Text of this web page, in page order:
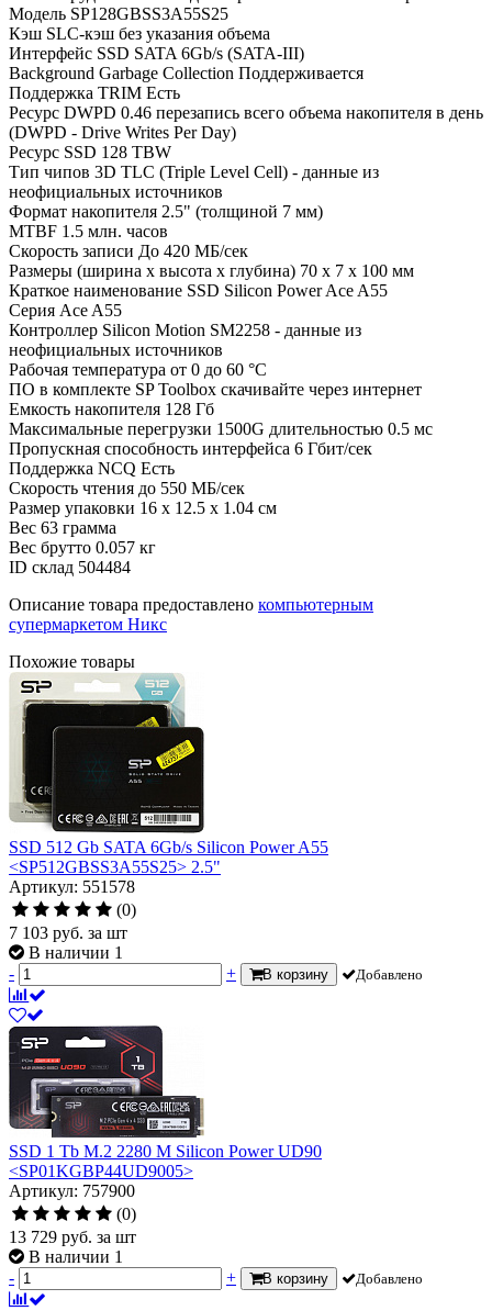
Модель SP128GBSS3A55S25
Кэш SLC-кэш без указания объема
Интерфейс SSD SATA 6Gb/s (SATA-III)
Background Garbage Collection Поддерживается
Поддержка TRIM Есть
Ресурс DWPD 0.46 перезапись всего объема накопителя в день
(DWPD - Drive Writes Per Day)
Ресурс SSD 128 TBW
Тип чипов 3D TLC (Triple Level Cell) - данные из
неофициальных источников
Формат накопителя 2.5" (толщиной 7 мм)
MTBF 1.5 млн. часов
Скорость записи До 420 МБ/сек
Размеры (ширина x высота x глубина) 70 x 7 x 100 мм
Краткое наименование SSD Silicon Power Ace A55
Серия Ace A55
Контроллер Silicon Motion SM2258 - данные из
неофициальных источников
Рабочая температура от 0 до 60 °C
ПО в комплекте SP Toolbox скачивайте через интернет
Емкость накопителя 128 Гб
Максимальные перегрузки 1500G длительностью 0.5 мс
Пропускная способность интерфейса 6 Гбит/сек
Поддержка NCQ Есть
Скорость чтения до 550 МБ/сек
Размер упаковки 16 x 12.5 x 1.04 см
Вес 63 грамма
Вес брутто 0.057 кг
ID склад 504484
Описание товара предоставлено компьютерным
супермаркетом Никс
Похожие товары
SSD 512 Gb SATA 6Gb/s Silicon Power A55
<SP512GBSS3A55S25> 2.5"
Артикул: 551578
(0)
7 103 руб. за шт
В наличии 1
-
+ В корзину Добавлено
SSD 1 Tb M.2 2280 M Silicon Power UD90
<SP01KGBP44UD9005>
Артикул: 757900
(0)
13 729 руб. за шт
В наличии 1
-
+ В корзину Добавлено